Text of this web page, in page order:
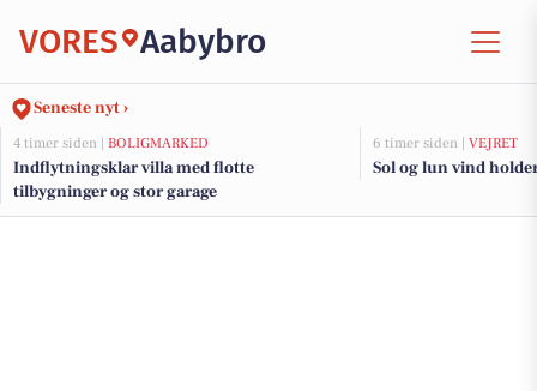
VORES Aabybro
Seneste nyt ›
4 timer siden | BOLIGMARKED
Indflytningsklar villa med flotte
tilbygninger og stor garage
6 timer siden | VEJRET
Sol og lun vind